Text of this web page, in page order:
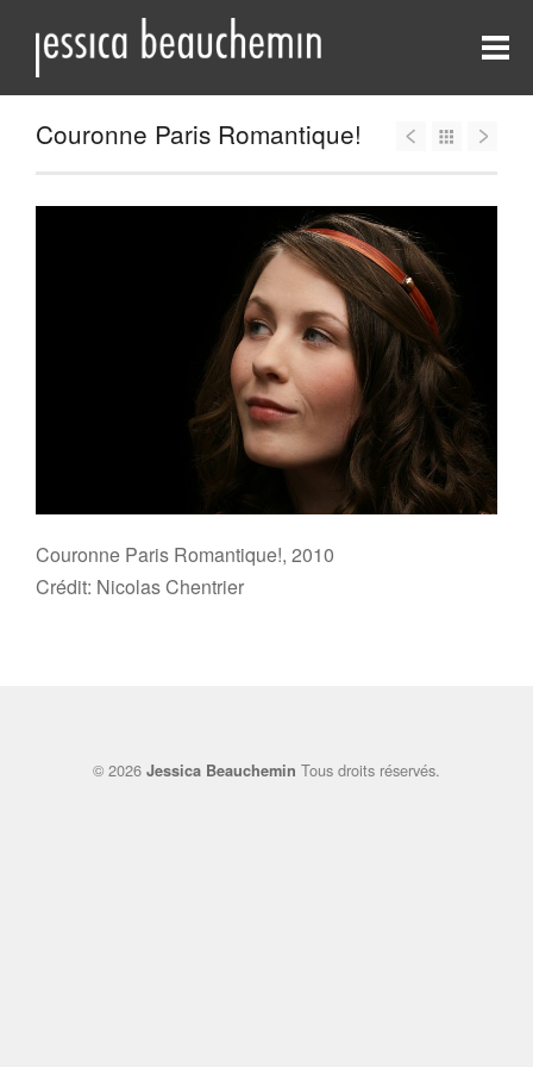
Couronne Paris Romantique!
Couronne Paris Romantique!, 2010
Crédit: Nicolas Chentrier
© 2026 Jessica Beauchemin Tous droits réservés.